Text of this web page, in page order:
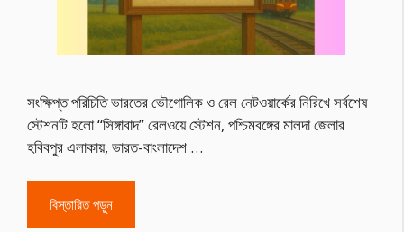
সংক্ষিপ্ত পরিচিতি ভারতের ভৌগোলিক ও রেল নেটওয়ার্কের নিরিখে সর্বশেষ
স্টেশনটি হলো “সিঙ্গাবাদ” রেলওয়ে স্টেশন, পশ্চিমবঙ্গের মালদা জেলার
হবিবপুর এলাকায়, ভারত-বাংলাদেশ …
বিস্তারিত পড়ুন